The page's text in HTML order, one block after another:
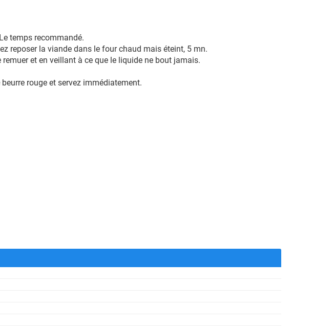
temps recommandé.
reposer la viande dans le four chaud mais éteint, 5 mn.
et en veillant à ce que le liquide ne bout jamais.
rouge et servez immédiatement.